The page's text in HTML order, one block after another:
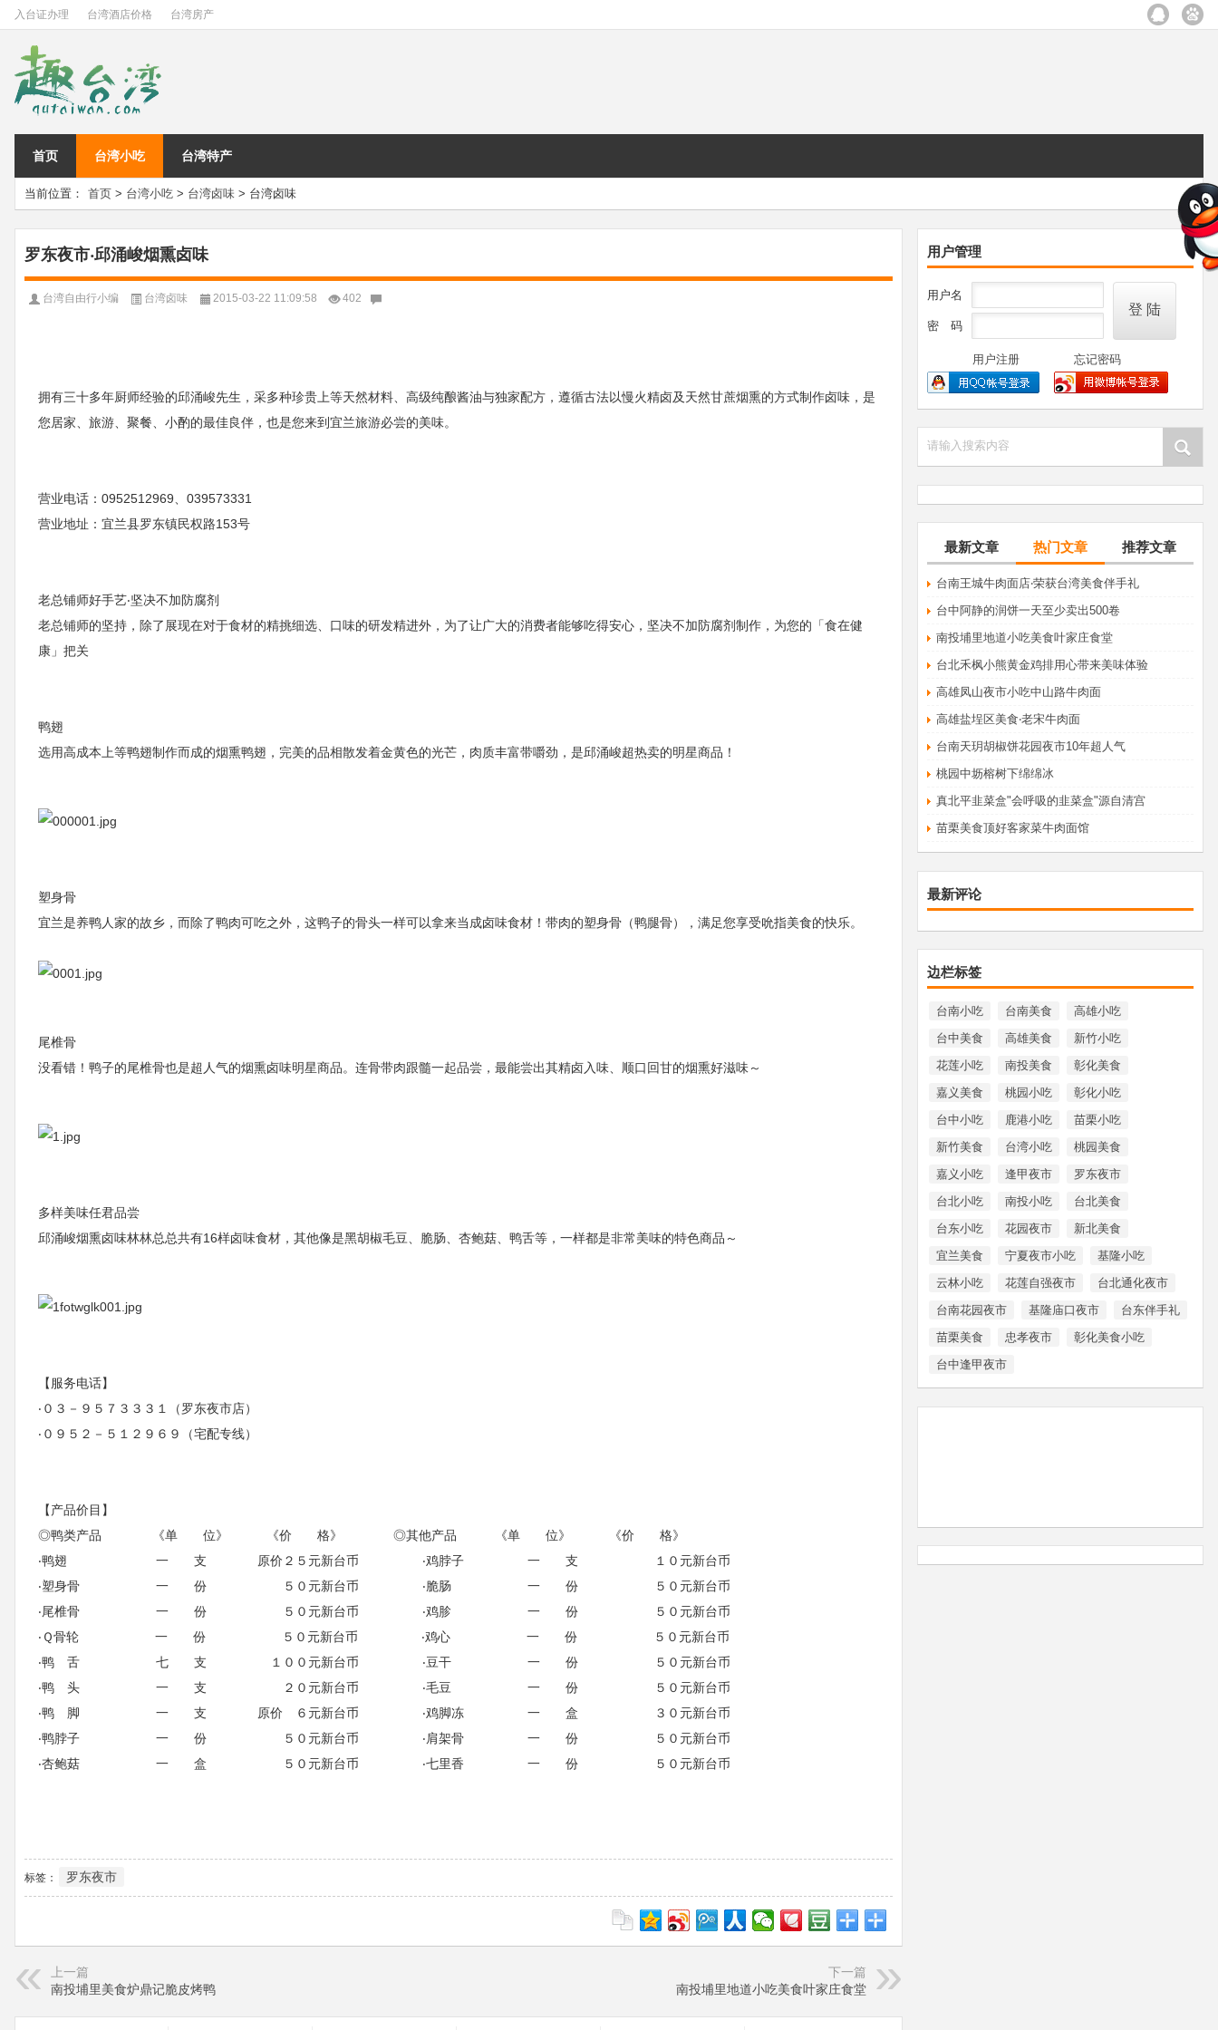
入台证办理 台湾酒店价格 台湾房产
首页 台湾小吃 台湾特产
当前位置： 首页 > 台湾小吃 > 台湾卤味 > 台湾卤味
用户管理
用户名
密 码
用户注册 忘记密码
请输入搜索内容
最新文章 热门文章 推荐文章
​台南王城牛肉面店‧荣获台湾美食伴手礼
台中阿静的润饼一天至少卖出500卷
南投埔里地道小吃美食叶家庄食堂
台北禾枫小熊黄金鸡排用心带来美味体验
高雄凤山夜市小吃中山路牛肉面
高雄盐埕区美食‧老宋牛肉面
台南天玥胡椒饼花园夜市10年超人气
桃园中坜榕树下绵绵冰
真北平韭菜盒"会呼吸的韭菜盒"源自清宫
苗栗美食顶好客家菜牛肉面馆
最新评论
边栏标签
台南小吃 台南美食
高雄小吃
台中美食
高雄美食
新竹小吃
花莲小吃
南投美食
彰化美食
嘉义美食
桃园小吃
彰化小吃
台中小吃
鹿港小吃
苗栗小吃
新竹美食
台湾小吃
桃园美食
嘉义小吃
逢甲夜市
罗东夜市
台北小吃
南投小吃
台北美食
台东小吃
花园夜市
新北美食
宜兰美食
宁夏夜市小吃
基隆小吃
云林小吃
花莲自强夜市
台北通化夜市
台南花园夜市
基隆庙口夜市
台东伴手礼
苗栗美食
忠孝夜市
彰化美食小吃
台中逢甲夜市
罗东夜市‧邱涌峻烟熏卤味
台湾自由行小编 台湾卤味 2015-03-22 11:09:58 402
拥有三十多年厨师经验的邱涌峻先生，采多种珍贵上等天然材料、高级纯酿酱油与独家配方，遵循古法以慢火精卤及天然甘蔗烟熏的方式制作卤味，是
您居家、旅游、聚餐、小酌的最佳良伴，也是您来到宜兰旅游必尝的美味。
营业电话：0952512969、039573331
营业地址：宜兰县罗东镇民权路153号
老总铺师好手艺‧坚决不加防腐剂
老总铺师的坚持，除了展现在对于食材的精挑细选、口味的研发精进外，为了让广大的消费者能够吃得安心，坚决不加防腐剂制作，为您的「食在健
康」把关
鸭翅
选用高成本上等鸭翅制作而成的烟熏鸭翅，完美的品相散发着金黄色的光芒，肉质丰富带嚼劲，是邱涌峻超热卖的明星商品！
塑身骨
宜兰是养鸭人家的故乡，而除了鸭肉可吃之外，这鸭子的骨头一样可以拿来当成卤味食材！带肉的塑身骨（鸭腿骨），满足您享受吮指美食的快乐。
尾椎骨
没看错！鸭子的尾椎骨也是超人气的烟熏卤味明星商品。连骨带肉跟髓一起品尝，最能尝出其精卤入味、顺口回甘的烟熏好滋味～
多样美味任君品尝
邱涌峻烟熏卤味林林总总共有16样卤味食材，其他像是黑胡椒毛豆、脆肠、杏鲍菇、鸭舌等，一样都是非常美味的特色商品～
【服务电话】
‧０３－９５７３３３１（罗东夜市店）
‧０９５２－５１２９６９（宅配专线）
【产品价目】
◎鸭类产品 《单 位》 《价 格》 ◎其他产品 《单 位》 《价 格》
‧鸭翅 一 支 原价２５元新台币 ‧鸡脖子 一 支 １０元新台币
‧塑身骨 一 份 ５０元新台币 ‧脆肠 一 份 ５０元新台币
‧尾椎骨 一 份 ５０元新台币 ‧鸡胗 一 份 ５０元新台币
‧Ｑ骨轮 一 份 ５０元新台币 ‧鸡心 一 份 ５０元新台币
‧鸭 舌 七 支 １００元新台币 ‧豆干 一 份 ５０元新台币
‧鸭 头 一 支 ２０元新台币 ‧毛豆 一 份 ５０元新台币
‧鸭 脚 一 支 原价 ６元新台币 ‧鸡脚冻 一 盒 ３０元新台币
‧鸭脖子 一 份 ５０元新台币 ‧肩架骨 一 份 ５０元新台币
‧杏鲍菇 一 盒 ５０元新台币 ‧七里香 一 份 ５０元新台币
标签： 罗东夜市
上一篇
南投埔里美食炉鼎记脆皮烤鸭
下一篇
南投埔里地道小吃美食叶家庄食堂